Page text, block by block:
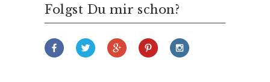
Folgst Du mir schon?